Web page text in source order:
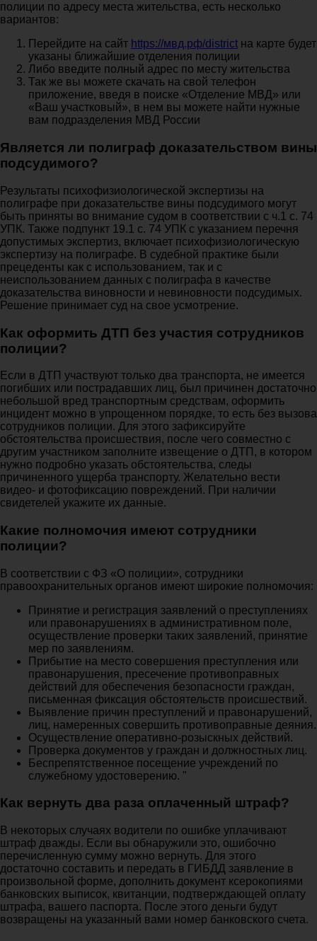
полиции по адресу места жительства, есть несколько
вариантов:
Перейдите на сайт https://мвд.рф/district на карте будет
указаны ближайшие отделения полиции
Либо введите полный адрес по месту жительства
Так же вы можете скачать на свой телефон
приложение, введя в поиске «Отделение МВД» или
«Ваш участковый», в нем вы можете найти нужные
вам подразделения МВД России
Является ли полиграф доказательством вины
подсудимого?
Результаты психофизиологической экспертизы на
полиграфе при доказательстве вины подсудимого могут
быть приняты во внимание судом в соответствии с ч.1 с. 74
УПК. Также подпункт 19.1 с. 74 УПК с указанием перечня
допустимых экспертиз, включает психофизиологическую
экспертизу на полиграфе. В судебной практике были
прецеденты как с использованием, так и с
неиспользованием данных с полиграфа в качестве
доказательства виновности и невиновности подсудимых.
Решение принимает суд на свое усмотрение.
Как оформить ДТП без участия сотрудников
полиции?
Если в ДТП участвуют только два транспорта, не имеется
погибших или пострадавших лиц, был причинен достаточно
небольшой вред транспортным средствам, оформить
инцидент можно в упрощенном порядке, то есть без вызова
сотрудников полиции. Для этого зафиксируйте
обстоятельства происшествия, после чего совместно с
другим участником заполните извещение о ДТП, в котором
нужно подробно указать обстоятельства, следы
причиненного ущерба транспорту. Желательно вести
видео- и фотофиксацию повреждений. При наличии
свидетелей укажите их данные.
Какие полномочия имеют сотрудники
полиции?
В соответствии с ФЗ «О полиции», сотрудники
правоохранительных органов имеют широкие полномочия:
Принятие и регистрация заявлений о преступлениях
или правонарушениях в административном поле,
осуществление проверки таких заявлений, принятие
мер по заявлениям.
Прибытие на место совершения преступления или
правонарушения, пресечение противоправных
действий для обеспечения безопасности граждан,
письменная фиксация обстоятельств происшествий.
Выявление причин преступлений и правонарушений,
лиц, намеренных совершить противоправные деяния.
Осуществление оперативно-розыскных действий.
Проверка документов у граждан и должностных лиц.
Беспрепятственное посещение учреждений по
служебному удостоверению. "
Как вернуть два раза оплаченный штраф?
В некоторых случаях водители по ошибке уплачивают
штраф дважды. Если вы обнаружили это, ошибочно
перечисленную сумму можно вернуть. Для этого
достаточно составить и передать в ГИБДД заявление в
произвольной форме, дополнить документ ксерокопиями
банковских выписок, квитанции, подтверждающей оплату
штрафа, вашего паспорта. После этого деньги будут
возвращены на указанный вами номер банковского счета.